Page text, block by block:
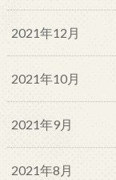
2021年12月
2021年10月
2021年9月
2021年8月